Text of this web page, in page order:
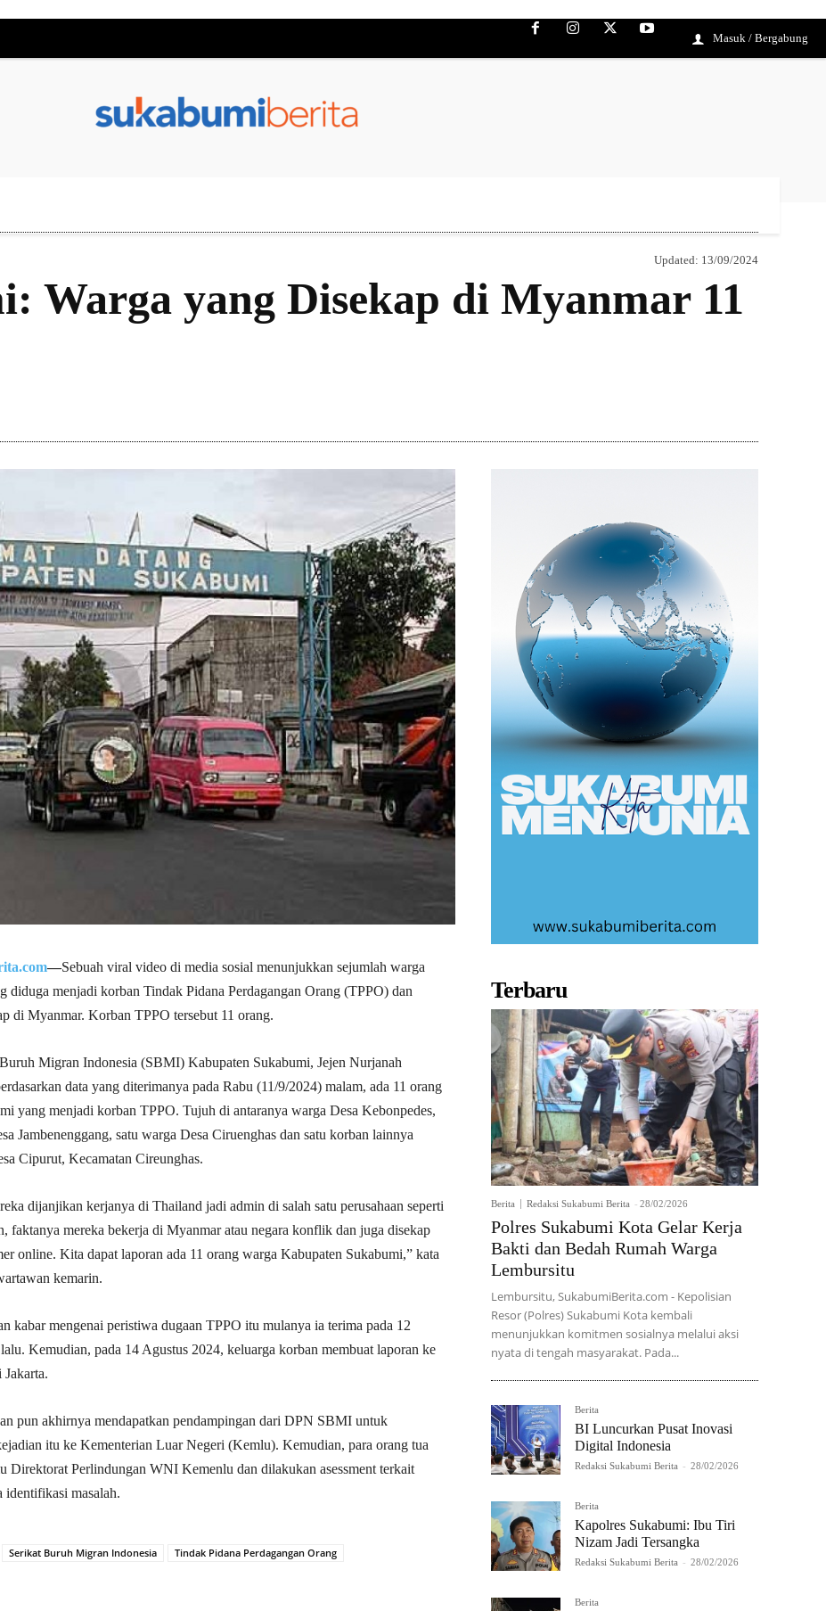
Masuk / Bergabung
Updated: 13/09/2024
Warga yang Disekap di Myanmar 11
—Sebuah viral video di media sosial menunjukkan sejumlah warga
diduga menjadi korban Tindak Pidana Perdagangan Orang (TPPO) dan
di Myanmar. Korban TPPO tersebut 11 orang.
Migran Indonesia (SBMI) Kabupaten Sukabumi, Jejen Nurjanah
data yang diterimanya pada Rabu (11/9/2024) malam, ada 11 orang
yang menjadi korban TPPO. Tujuh di antaranya warga Desa Kebonpedes,
Jambenenggang, satu warga Desa Ciruenghas dan satu korban lainnya
Cipurut, Kecamatan Cireunghas.
dijanjikan kerjanya di Thailand jadi admin di salah satu perusahaan seperti
faktanya mereka bekerja di Myanmar atau negara konflik dan juga disekap
online. Kita dapat laporan ada 11 orang warga Kabupaten Sukabumi,” kata
kemarin.
kabar mengenai peristiwa dugaan TPPO itu mulanya ia terima pada 12
Kemudian, pada 14 Agustus 2024, keluarga korban membuat laporan ke
pun akhirnya mendapatkan pendampingan dari DPN SBMI untuk
itu ke Kementerian Luar Negeri (Kemlu). Kemudian, para orang tua
Direktorat Perlindungan WNI Kemenlu dan dilakukan asessment terkait
identifikasi masalah.
Serikat Buruh Migran Indonesia Tindak Pidana Perdagangan Orang
Terbaru
Berita Redaksi Sukabumi Berita - 28/02/2026
Polres Sukabumi Kota Gelar Kerja
Bakti dan Bedah Rumah Warga
Lembursitu
Lembursitu, SukabumiBerita.com - Kepolisian
Resor (Polres) Sukabumi Kota kembali
menunjukkan komitmen sosialnya melalui aksi
nyata di tengah masyarakat. Pada...
Berita
BI Luncurkan Pusat Inovasi
Digital Indonesia
Redaksi Sukabumi Berita - 28/02/2026
Berita
Kapolres Sukabumi: Ibu Tiri
Nizam Jadi Tersangka
Redaksi Sukabumi Berita - 28/02/2026
Berita